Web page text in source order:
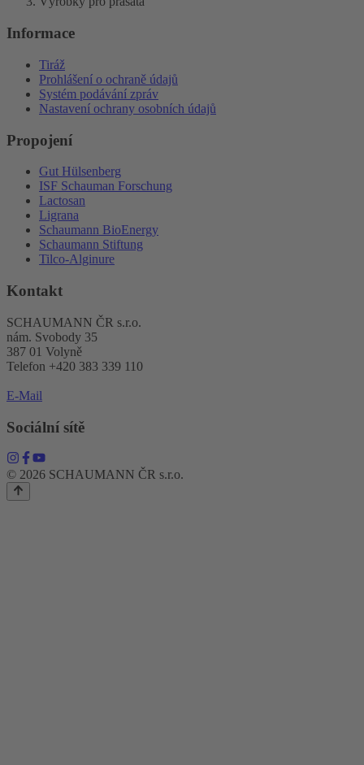
Informace
Tiráž
Prohlášení o ochraně údajů
Systém podávání zpráv
Nastavení ochrany osobních údajů
Propojení
Gut Hülsenberg
ISF Schauman Forschung
Lactosan
Ligrana
Schaumann BioEnergy
Schaumann Stiftung
Tilco-Alginure
Kontakt
SCHAUMANN ČR s.r.o.
nám. Svobody 35
387 01 Volyně
Telefon +420 383 339 110
E-Mail
Sociální sítě
© 2026 SCHAUMANN ČR s.r.o.